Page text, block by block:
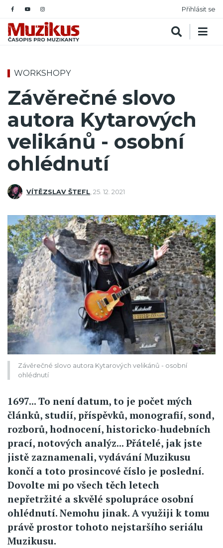
Přihlásit se
WORKSHOPY
Závěrečné slovo
autora Kytarových
velikánů - osobní
ohlédnutí
VÍTĚZSLAV ŠTEFL 25. 12. 2021
Závěrečné slovo autora Kytarových velikánů - osobní
ohlédnutí
1697... To není datum, to je počet mých
článků, studií, příspěvků, monografií, sond,
rozborů, hodnocení, historicko-hudebních
prací, notových analýz... Přátelé, jak jste
jistě zaznamenali, vydávání Muzikusu
končí a toto prosincové číslo je poslední.
Dovolte mi po všech těch letech
nepřetržité a skvělé spolupráce osobní
ohlédnutí. Nemohu jinak. A využiji k tomu
právě prostor tohoto nejstaršího seriálu
Muzikusu.